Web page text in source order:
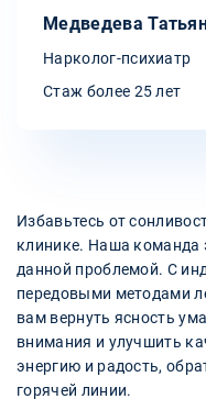
Медведева
Нарколог-психиатр
Стаж более 25 лет
Избавьтесь от
клинике. Наша команда
данной проблемой. С
передовыми методами
вам вернуть ясность
внимания и улучшить
энергию и радость,
горячей линии.